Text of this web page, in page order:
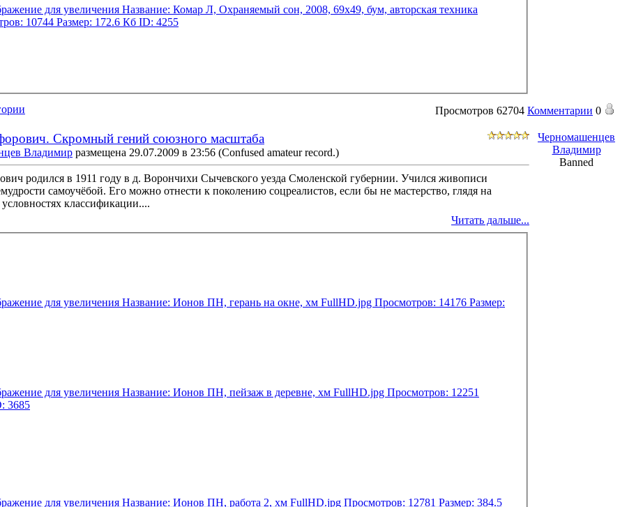
Просмотров 62704 Комментарии 0
Скромный гений союзного масштаба
Владимир размещена 29.07.2009 в 23:56 (Confused amateur record.)
родился в 1911 году в д. Ворончихи Сычевского уезда Смоленской губернии. Учился живописи
самоучёбой. Его можно отнести к поколению соцреалистов, если бы не мастерство, глядя на
классификации....
Читать дальше...
Черномашенцев
Владимир
Banned